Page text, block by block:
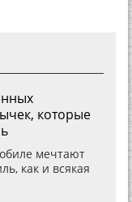
которые
мечтают
как и всякая